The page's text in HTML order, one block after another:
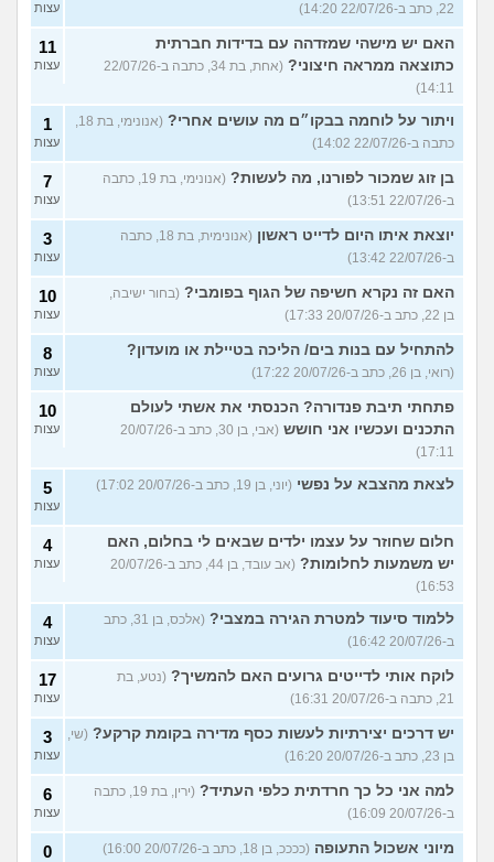
22, כתב ב-22/07/26 14:20)
עצות
האם יש מישהי שמזדהה עם בדידות חברתית
כתוצאה ממראה חיצוני?
(אחת, בת 34, כתבה ב-22/07/26
14:11)
11
עצות
ויתור על לוחמה בבקו״ם מה עושים אחרי?
(אנונימי, בת 18,
כתבה ב-22/07/26 14:02)
1
עצות
בן זוג שמכור לפורנו, מה לעשות?
(אנונימי, בת 19, כתבה
ב-22/07/26 13:51)
7
עצות
יוצאת איתו היום לדייט ראשון
(אנונימית, בת 18, כתבה
ב-22/07/26 13:42)
3
עצות
האם זה נקרא חשיפה של הגוף בפומבי? (בחור ישיבה,
בן 22, כתב ב-20/07/26 17:33)
10
עצות
להתחיל עם בנות בים/ הליכה בטיילת או מועדון?
(רואי, בן 26, כתב ב-20/07/26 17:22)
8
עצות
פתחתי תיבת פנדורה? הכנסתי את אשתי לעולם
התכנים ועכשיו אני חושש
(אבי, בן 30, כתב ב-20/07/26
17:11)
10
עצות
לצאת מהצבא על נפשי (יוני, בן 19, כתב ב-20/07/26 17:02) 5
עצות
חלום שחוזר על עצמו ילדים שבאים לי בחלום, האם
יש משמעות לחלומות?
(אב עובד, בן 44, כתב ב-20/07/26
16:53)
4
עצות
ללמוד סיעוד למטרת הגירה במצבי?
(אלכס, בן 31, כתב
ב-20/07/26 16:42)
4
עצות
לוקח אותי לדייטים גרועים האם להמשיך? (נטע, בת
21, כתבה ב-20/07/26 16:31)
17
עצות
יש דרכים יצירתיות לעשות כסף מדירה בקומת קרקע? (שי,
בן 23, כתב ב-20/07/26 16:20)
3
עצות
למה אני כל כך חרדתית כלפי העתיד?
(ירין, בת 19, כתבה
ב-20/07/26 16:09)
6
עצות
מיוני אשכול התעופה (ככככ, בן 18, כתב ב-20/07/26 16:00) 0